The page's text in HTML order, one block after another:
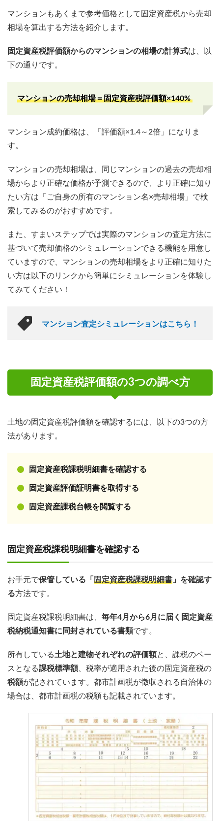
マンションもあくまで参考価格として固定資産税から売却
相場を算出する方法を紹介します。
固定資産税評価額からのマンションの相場の計算式は、以
下の通りです。
マンションの売却相場＝固定資産税評価額×140%
マンション成約価格は、「評価額×1.4～2倍」になりま
す。
マンションの売却相場は、同じマンションの過去の売却相
場からより正確な価格が予測できるので、より正確に知り
たい方は「ご自身の所有のマンション名×売却相場」で検
索してみるのがおすすめです。
また、すまいステップでは実際のマンションの査定方法に
基づいて売却価格のシミュレーションできる機能を用意し
ていますので、マンションの売却相場をより正確に知りた
い方は以下のリンクから簡単にシミュレーションを体験し
てみてください！
マンション査定シミュレーションはこちら！
固定資産税評価額の3つの調べ方
土地の固定資産税評価額を確認するには、以下の3つの方
法があります。
固定資産税課税明細書を確認する
固定資産評価証明書を取得する
固定資産課税台帳を閲覧する
固定資産税課税明細書を確認する
お手元で保管している「 固定資産税課税明細書 」を確認す
る方法です。
固定資産税課税明細書は、 毎年4月から6月に届く固定資産
税納税通知書に同封されている書類です。
所有している土地と建物それぞれの評価額と、課税のベー
スとなる課税標準額 、税率が適用された後の固定資産税の
税額が記されています。都市計画税が徴収される自治体の
場合は、都市計画税の税額も記載されています。